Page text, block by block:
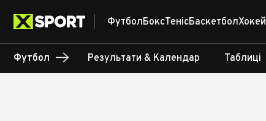
ФутболБоксТенісБаскетболХокей
Футбол Результати & Календар Таблиці